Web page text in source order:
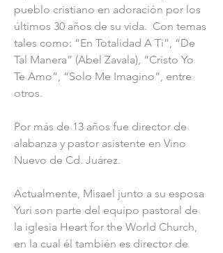
pueblo cristiano en adoración por los
últimos 30 años de su vida.  Con temas
tales como: “En Totalidad A Ti”, “De
Tal Manera” (Abel Zavala), “Cristo Yo
Te Amo”, “Solo Me Imagino”, entre
otros.
Por más de 13 años fue director de
alabanza y pastor asistente en Vino
Nuevo de Cd. Juárez.
Actualmente, Misael junto a su esposa
Yuri son parte del equipo pastoral de
la iglesia Heart for the World Church,
en la cual él también es director de